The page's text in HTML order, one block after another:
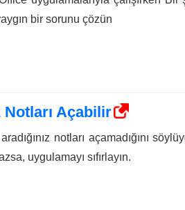
bir sorunu çözün
Notları Açabilir
notları açamadığını
uygulamayı sıfırlayın.